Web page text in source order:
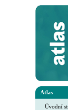
Atlas
Úvodní